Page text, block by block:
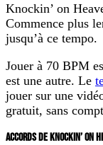
Knockin’ on
Commence plus
jusqu’à ce tempo.
Jouer à 70 BPM
est une autre. Le
jouer sur une
gratuit, sans
ACCORDS DE KNOCKIN’ ON